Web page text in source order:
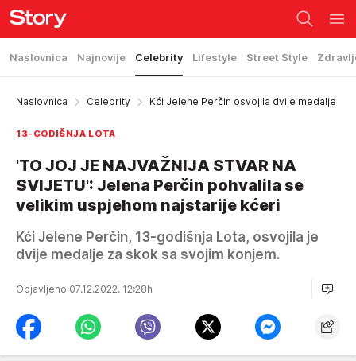
Naslovnica Najnovije Celebrity Lifestyle Street Style
Naslovnica Celebrity Kći Jelene Perčin osvojila dvije medalje
13-GODIŠNJA LOTA
'TO JOJ JE NAJVAŽNIJA STVAR NA
SVIJETU': Jelena Perčin pohvalila se
velikim uspjehom najstarije kćeri
Kći Jelene Perčin, 13-godišnja Lota, osvojila je
dvije medalje za skok sa svojim konjem.
Objavljeno 07.12.2022. 12:28h